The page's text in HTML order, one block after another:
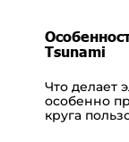
Tsunami
Что делает
особенно
круга